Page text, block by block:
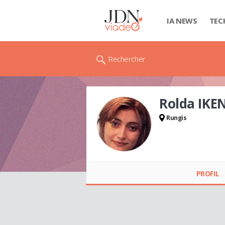
IA NEWS
Rechercher
Rolda
Rungis
PROFIL